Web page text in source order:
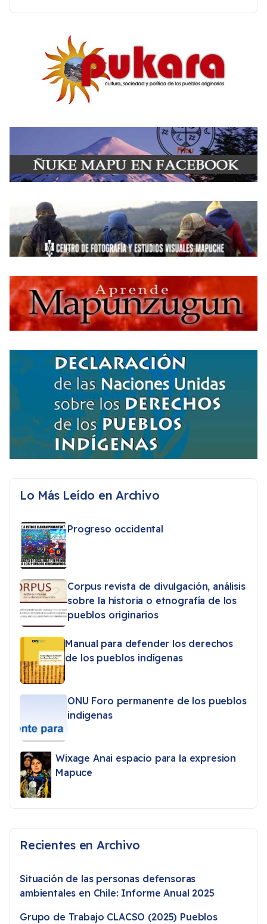
Lo Más Leído en Archivo
Progreso occidental
Corpus revista de divulgación, análisis
sobre la historia o etnografía de los
pueblos originarios
Manual para defender los derechos
de los pueblos indígenas
ONU Foro permanente de los pueblos
indigenas
Wixage Anai espacio para la expresion
Mapuce
Recientes en Archivo
Situación de las personas defensoras
ambientales en Chile: Informe Anual 2025
Grupo de Trabajo CLACSO (2025) Pueblos